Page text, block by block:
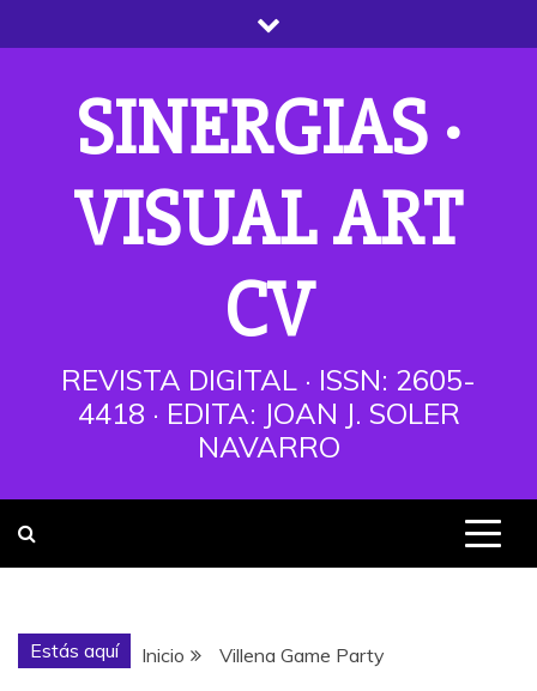
al
SINERGIAS ·
VISUAL ART
CV
REVISTA DIGITAL · ISSN: 2605-
4418 · EDITA: JOAN J. SOLER
NAVARRO
Estás aquí Inicio Villena Game Party